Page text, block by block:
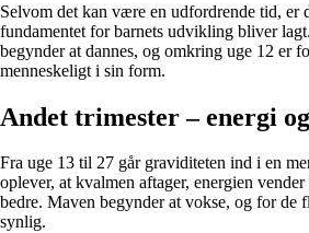
Selvom det kan være en udfordrende tid, er
fundamentet for barnets udvikling bliver
begynder at dannes, og omkring uge 12 er
menneskeligt i sin form.
Andet trimester – energi
Fra uge 13 til 27 går graviditeten ind i en
oplever, at kvalmen aftager, energien
bedre. Maven begynder at vokse, og for de
synlig.